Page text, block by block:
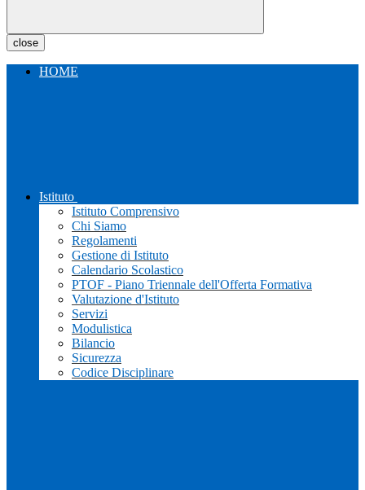
close
HOME
Istituto
Istituto Comprensivo
Chi Siamo
Regolamenti
Gestione di Istituto
Calendario Scolastico
PTOF - Piano Triennale dell'Offerta Formativa
Valutazione d'Istituto
Servizi
Modulistica
Bilancio
Sicurezza
Codice Disciplinare